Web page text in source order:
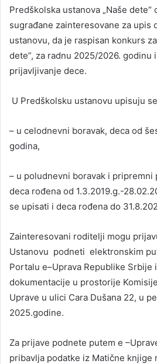
Predškolska ustanova „Naše dete“
sugrađane zainteresovane za upis
ustanovu, da je raspisan konkurs
dete”, za radnu 2025/2026. godinu
prijavljivanje dece.
U Predškolsku ustanovu upisuju
– u celodnevni boravak, deca od
godina,
– u poludnevni boravak i pripremni
deca rođena od 1.3.2019.g.-
se upisati i deca rođena do
Zainteresovani roditelji mogu
Ustanovu podneti elektronskim
Portalu e–Uprava Republike Srbije
dokumentacije u prostorije
Uprave u ulici Cara Dušana 22, u
2025.godine.
Za prijave podnete putem e
pribavlja podatke iz Matične knjige